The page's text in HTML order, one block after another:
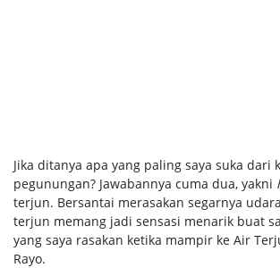
Jika ditanya apa yang paling saya suka dari
pegunungan? Jawabannya cuma dua, yakni
terjun. Bersantai merasakan segarnya
terjun memang jadi sensasi menarik buat
yang saya rasakan ketika mampir ke Air
Rayo.